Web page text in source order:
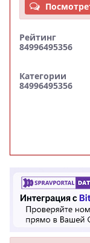
Рейтинг
84996495356
Категории
84996495356